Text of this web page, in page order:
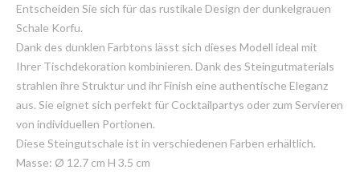
Entscheiden Sie sich für das rustikale Design der dunkelgrauen
Schale Korfu.
Dank des dunklen Farbtons lässt sich dieses Modell ideal mit
Ihrer Tischdekoration kombinieren. Dank des Steingutmaterials
strahlen ihre Struktur und ihr Finish eine authentische Eleganz
aus. Sie eignet sich perfekt für Cocktailpartys oder zum Servieren
von individuellen Portionen.
Diese Steingutschale ist in verschiedenen Farben erhältlich.
Masse: Ø 12.7 cm H 3.5 cm